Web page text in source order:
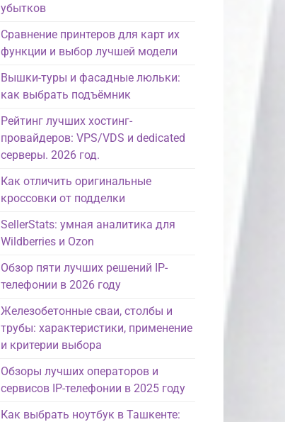
убытков
Сравнение принтеров для карт их
функции и выбор лучшей модели
Вышки-туры и фасадные люльки:
как выбрать подъёмник
Рейтинг лучших хостинг-
провайдеров: VPS/VDS и dedicated
серверы. 2026 год.
Как отличить оригинальные
кроссовки от подделки
SellerStats: умная аналитика для
Wildberries и Ozon
Обзор пяти лучших решений IP-
телефонии в 2026 году
Железобетонные сваи, столбы и
трубы: характеристики, применение
и критерии выбора
Обзоры лучших операторов и
сервисов IP-телефонии в 2025 году
Как выбрать ноутбук в Ташкенте: